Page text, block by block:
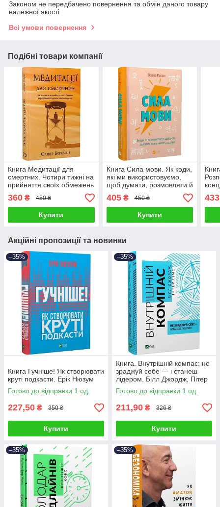
Законом не передбачено повернення та обмін даного товару
належної якості
Всі умови повернення
Подібні товари компанії
Книга Медитації для
смертних. Чотири тижні на
прийняття своїх обмежень
і приділення часу дійсно
важливим речам. Олівер
Беркмен
360 ₴ 450 ₴
Купити
Книга Сила мови. Як коди,
які ми використовуємо,
щоб думати, розмовляти й
жити. Віоріка Маріан
405₴ 450 ₴
Купити
Акційні пропозиції та новинки
–35%
Книга Гучніше! Як створювати
круті подкасти. Ерік Нюзум
Готово до відправки 1 од.
227,50 ₴ 350 ₴
Купити
–35%
Книга. Внутрішній компас: не
зраджуй себе — і станеш
лідером. Білл Джордж, Пітер
Сімс
Готово до відправки 1 од.
211,90 ₴ 326 ₴
Купити
–35% –35%